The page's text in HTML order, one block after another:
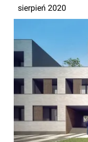
sierpień 2020